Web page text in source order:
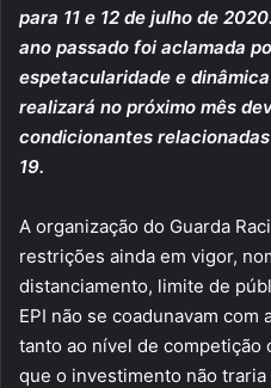
para 11 e 12 de julho de
ano passado foi aclamada
espetacularidade e
realizará no próximo mês
condicionantes
19.
A organização do Guarda
restrições ainda em vigor,
distanciamento, limite de
EPI não se coadunavam com
tanto ao nível de competição
que o investimento não